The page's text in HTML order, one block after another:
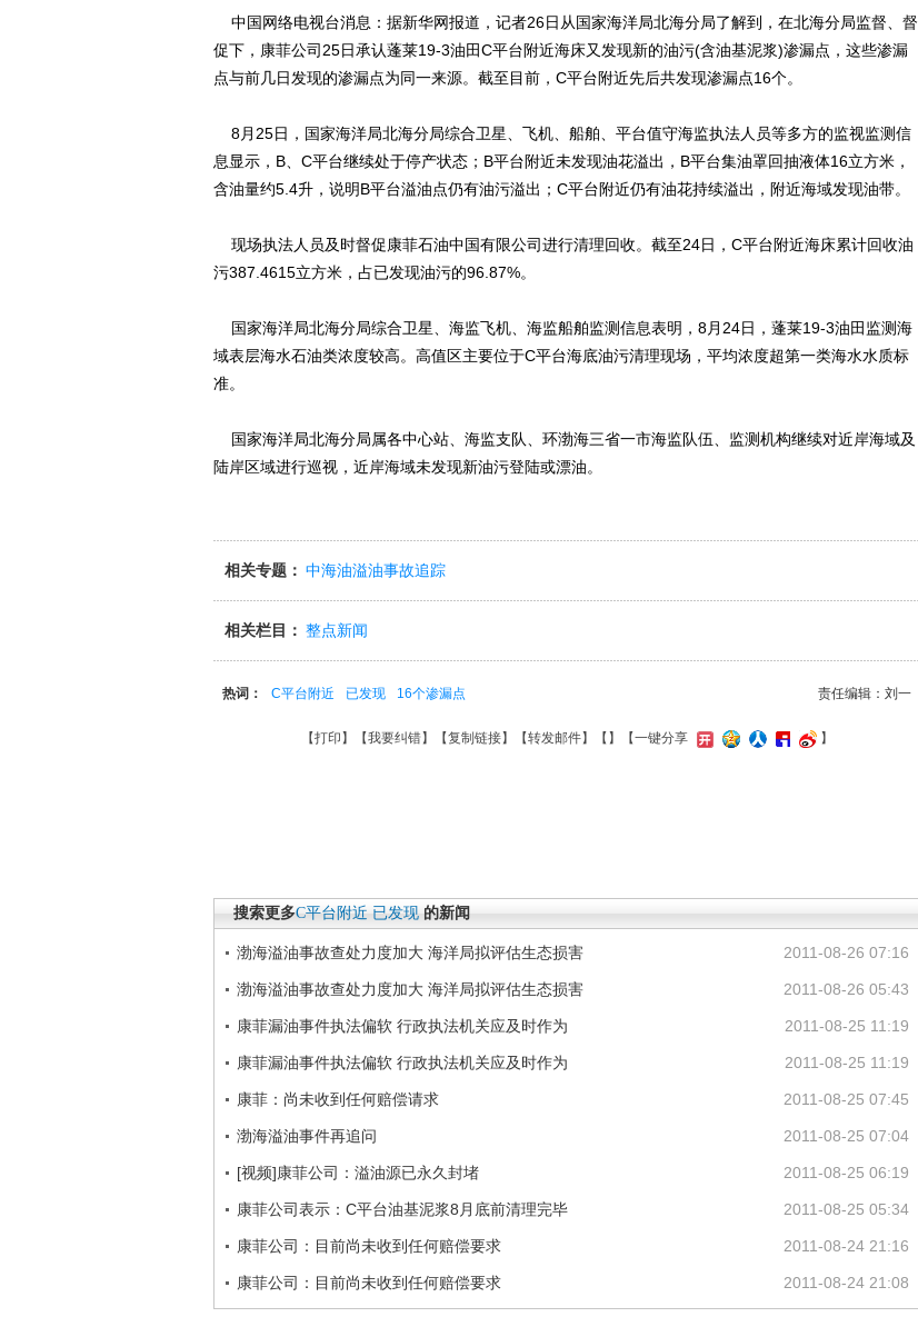
中国网络电视台消息：据新华网报道，记者26日从国家海洋局北海分局了解到，在北海分局监督、督
促下，康菲公司25日承认蓬莱19-3油田C平台附近海床又发现新的油污(含油基泥浆)渗漏点，这些渗漏
点与前几日发现的渗漏点为同一来源。截至目前，C平台附近先后共发现渗漏点16个。
8月25日，国家海洋局北海分局综合卫星、飞机、船舶、平台值守海监执法人员等多方的监视监测信
息显示，B、C平台继续处于停产状态；B平台附近未发现油花溢出，B平台集油罩回抽液体16立方米，
含油量约5.4升，说明B平台溢油点仍有油污溢出；C平台附近仍有油花持续溢出，附近海域发现油带。
现场执法人员及时督促康菲石油中国有限公司进行清理回收。截至24日，C平台附近海床累计回收油
污387.4615立方米，占已发现油污的96.87%。
国家海洋局北海分局综合卫星、海监飞机、海监船舶监测信息表明，8月24日，蓬莱19-3油田监测海
域表层海水石油类浓度较高。高值区主要位于C平台海底油污清理现场，平均浓度超第一类海水水质标
准。
国家海洋局北海分局属各中心站、海监支队、环渤海三省一市海监队伍、监测机构继续对近岸海域及
陆岸区域进行巡视，近岸海域未发现新油污登陆或漂油。
相关专题： 中海油溢油事故追踪
相关栏目： 整点新闻
责任编辑：刘一
热词： C平台附近 已发现 16个渗漏点
【打印 】【我要纠错】【复制链接】【转发邮件】【 】 【一键分享 】
搜索更多C平台附近 已发现 的新闻
2011-08-26 07:16
渤海溢油事故查处力度加大 海洋局拟评估生态损害
2011-08-26 05:43
渤海溢油事故查处力度加大 海洋局拟评估生态损害
2011-08-25 11:19
康菲漏油事件执法偏软 行政执法机关应及时作为
2011-08-25 11:19
康菲漏油事件执法偏软 行政执法机关应及时作为
2011-08-25 07:45
康菲：尚未收到任何赔偿请求
2011-08-25 07:04
渤海溢油事件再追问
2011-08-25 06:19
[视频]康菲公司：溢油源已永久封堵
2011-08-25 05:34
康菲公司表示：C平台油基泥浆8月底前清理完毕
2011-08-24 21:16
康菲公司：目前尚未收到任何赔偿要求
2011-08-24 21:08
康菲公司：目前尚未收到任何赔偿要求